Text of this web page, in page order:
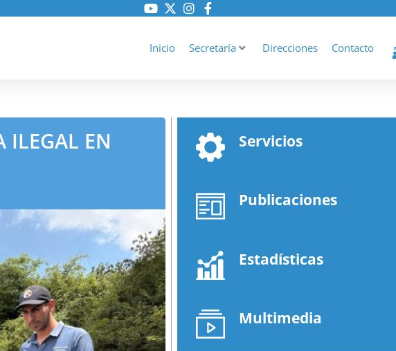
Inicio Secretaría Direcciones Contacto
ILEGAL EN
Servicios
Publicaciones
Estadísticas
Multimedia